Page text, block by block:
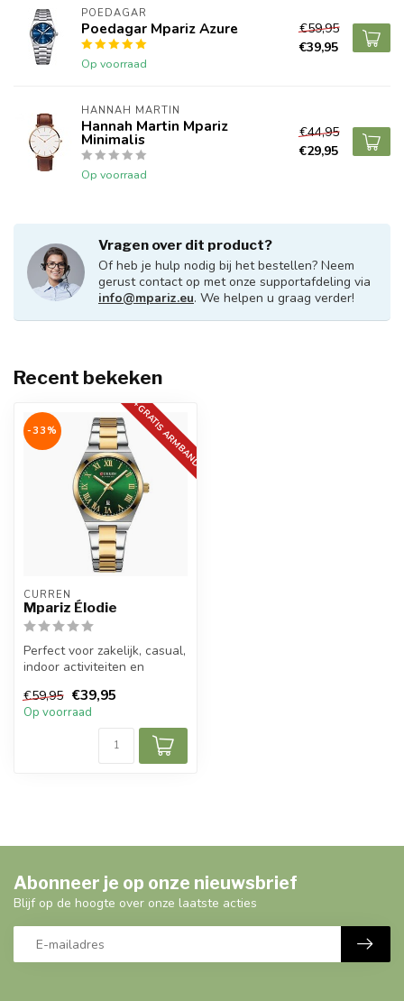
POEDAGAR
Poedagar Mpariz Azure
Op voorraad
€59,95
€39,95
HANNAH MARTIN
Hannah Martin Mpariz
Minimalis
Op voorraad
€44,95
€29,95
Vragen over dit product?
Of heb je hulp nodig bij het bestellen? Neem
gerust contact op met onze supportafdeling via
info@mpariz.eu. We helpen u graag verder!
Recent bekeken
+GRATIS ARMBAND
-33%
CURREN
Mpariz Élodie
Perfect voor zakelijk, casual,
indoor activiteiten en
€59,95 €39,95
Op voorraad
Abonneer je op onze nieuwsbrief
Blijf op de hoogte over onze laatste acties